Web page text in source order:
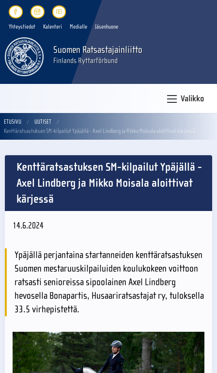
Yhteystiedot Kalenteri Medialle Jäsenhuone
Suomen Ratsastajainliitto
Finlands Ryttarförbund
Valikko
ETUSIVU
UUTISET
Kenttäratsastuksen SM-kilpailut Ypäjällä - Axel Lindberg ja Mikko Moisala aloittivat kärjessä
Kenttäratsastuksen SM-kilpailut Ypäjällä -
Axel Lindberg ja Mikko Moisala aloittivat
kärjessä
14.6.2024
Ypäjällä perjantaina startanneiden kenttäratsastuksen
Suomen mestaruuskilpailuiden koulukokeen voittoon
ratsasti senioreissa sipoolainen Axel Lindberg
hevosella Bonapartis, Husaariratsastajat ry, tuloksella
33.5 virhepistettä.